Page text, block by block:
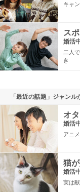
キャ
ス
婚活
二人
き
「最近の話題」ジャンル
オ
婚活
アニ
猫
婚活
実は